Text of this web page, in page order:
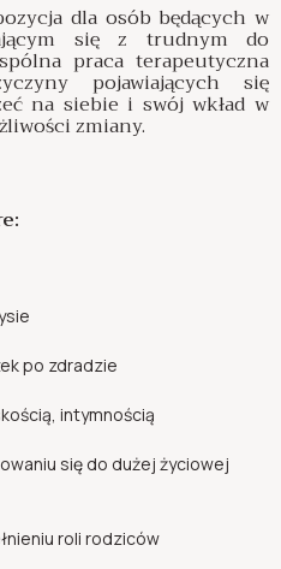
dla osób będących w
się z trudnym do
praca terapeutyczna
pojawiających się
na siebie i swój wkład w
zmiany.
po zdradzie
intymnością
się do dużej życiowej
roli rodziców